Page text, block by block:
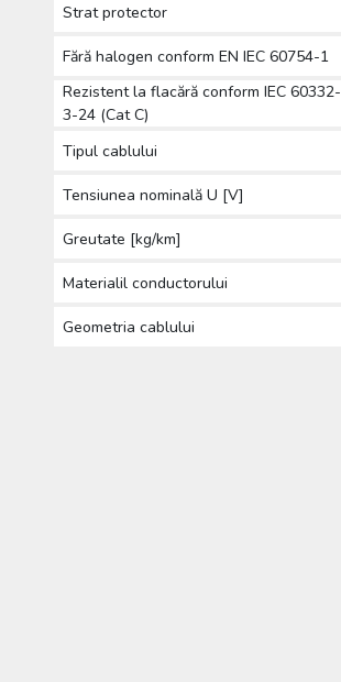
Strat protector
Fără halogen conform EN IEC 60754-1
Rezistent la flacără conform IEC 60332-
3-24 (Cat C)
Tipul cablului
Tensiunea nominală U [V]
Greutate [kg/km]
Materialil conductorului
Geometria cablului